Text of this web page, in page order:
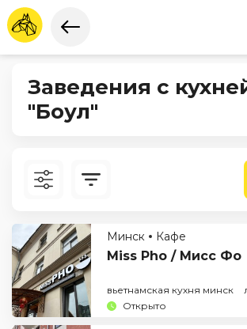
Заведения с
"Боул"
По рейтингуМинск Кафе
Miss Pho / Мисс Фо
вьетнамская кухня минск
Открыто